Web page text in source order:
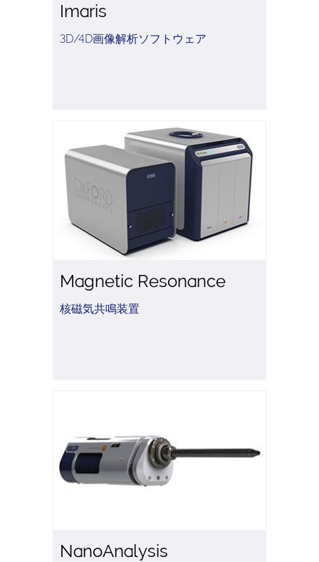
Imaris
3D/4D画像解析ソフトウェア
Magnetic Resonance
核磁気共鳴装置
NanoAnalysis